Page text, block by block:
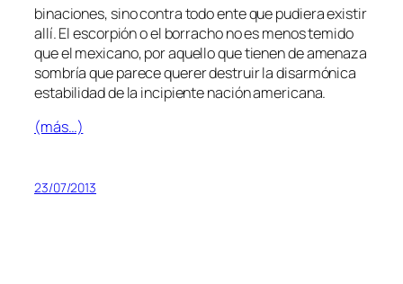
bi­na­cio­nes, sino con­tra to­do en­te que pu­die­ra exis­tir
allí. El es­cor­pión o el bo­rra­cho no es me­nos te­mi­do
que el me­xi­cano, por aque­llo que tie­nen de ame­na­za
som­bría que pa­re­ce que­rer des­truir la di­sar­mó­ni­ca
es­ta­bi­li­dad de la in­ci­pien­te na­ción americana.
(más…)
23/07/2013